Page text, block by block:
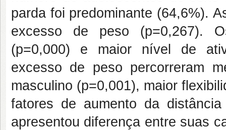
parda foi predominante (64,6%).
excesso de peso (p=0,267).
(p=0,000) e maior nível de
excesso de peso percorreram
masculino (p=0,001), maior
fatores de aumento da
apresentou diferença entre suas